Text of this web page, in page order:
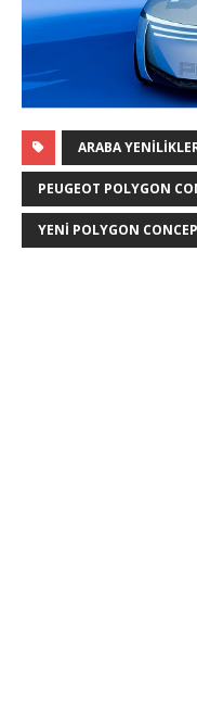
ARABA
PEUGEOT POLYGON
YENI POLYGON